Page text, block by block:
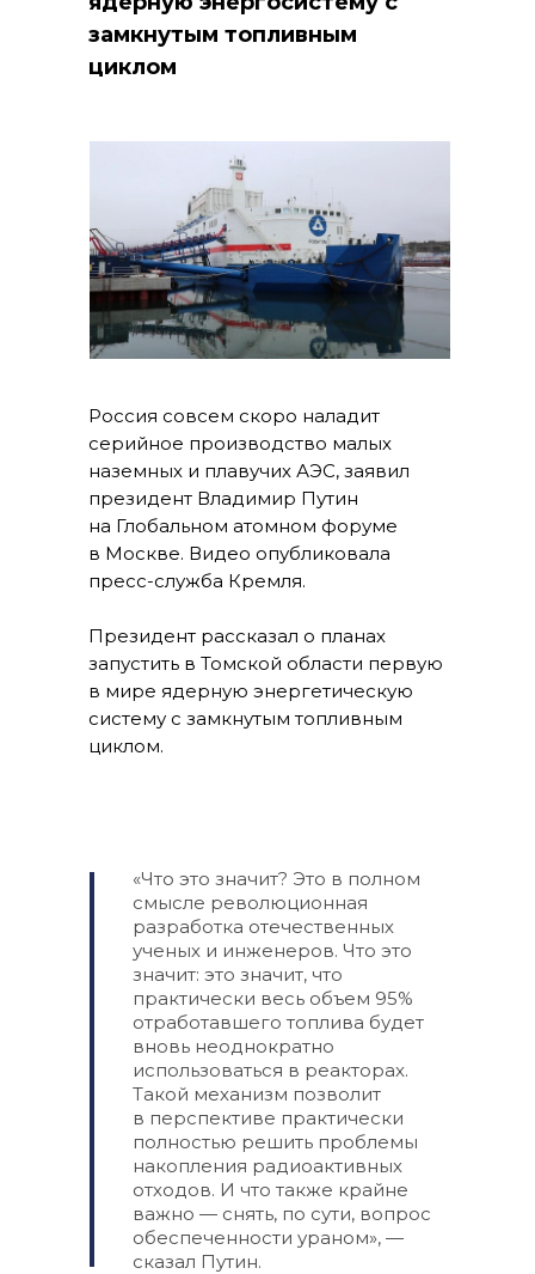
замкнутым топливным
циклом
Россия совсем скоро наладит
серийное производство малых
наземных и плавучих АЭС, заявил
президент Владимир Путин
на Глобальном атомном форуме
в Москве. Видео опубликовала
пресс-служба Кремля.
Президент рассказал о планах
запустить в Томской области первую
в мире ядерную энергетическую
систему с замкнутым топливным
циклом.
«Что это значит? Это в полном
смысле революционная
разработка отечественных
ученых и инженеров. Что это
значит: это значит, что
практически весь объем 95%
отработавшего топлива будет
вновь неоднократно
использоваться в реакторах.
Такой механизм позволит
в перспективе практически
полностью решить проблемы
накопления радиоактивных
отходов. И что также крайне
важно — снять, по сути, вопрос
обеспеченности ураном», —
сказал Путин.